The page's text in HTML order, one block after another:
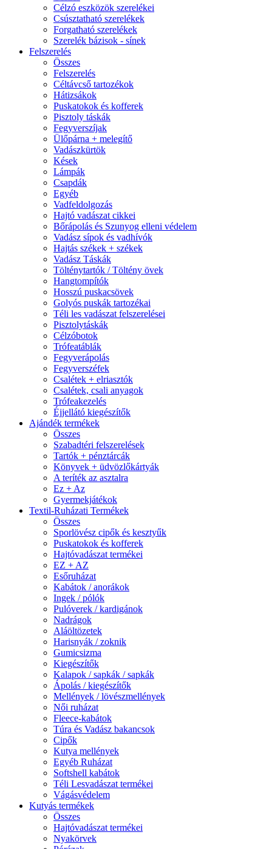
Célzó eszközök szerelékei
Csúsztatható szerelékek
Forgatható szerelékek
Szerelék bázisok - sínek
Felszerelés
Összes
Felszerelés
Céltávcső tartozékok
Hátizsákok
Puskatokok és kofferek
Pisztoly táskák
Fegyverszíjak
Ülőpárna + melegítő
Vadászkürtök
Kések
Lámpák
Csapdák
Egyéb
Vadfeldolgozás
Hajtó vadászat cikkei
Bőrápolás és Szunyog elleni védelem
Vadász sípok és vadhívók
Hajtás székek + székek
Vadász Táskák
Tölténytartók / Töltény övek
Hangtompítók
Hosszú puskacsövek
Golyós puskák tartozékai
Téli les vadászat felszerelései
Pisztolytáskák
Célzóbotok
Trófeatáblák
Fegyverápolás
Fegyverszéfek
Csalétek + elriasztók
Csalétek, csali anyagok
Trófeakezelés
Éjjellátó kiegészítők
Ajándék termékek
Összes
Szabadtéri felszerelések
Tartók + pénztárcák
Könyvek + üdvözlőkártyák
A teríték az asztalra
Ez + Az
Gyermekjátékok
Textil-Ruházati Termékek
Összes
Sporlövész cipők és kesztyűk
Puskatokok és kofferek
Hajtóvadászat termékei
EZ + AZ
Esőruházat
Kabátok / anorákok
Ingek / pólók
Pulóverek / kardigánok
Nadrágok
Aláöltözetek
Harisnyák / zoknik
Gumicsizma
Kiegészítők
Kalapok / sapkák / sapkák
Ápolás / kiegészítők
Mellények / lövészmellények
Női ruházat
Fleece-kabátok
Túra és Vadász bakancsok
Cipők
Kutya mellények
Egyéb Ruházat
Softshell kabátok
Téli Lesvadászat termékei
Vágásvédelem
Kutyás termékek
Összes
Hajtóvadászat termékei
Nyakörvek